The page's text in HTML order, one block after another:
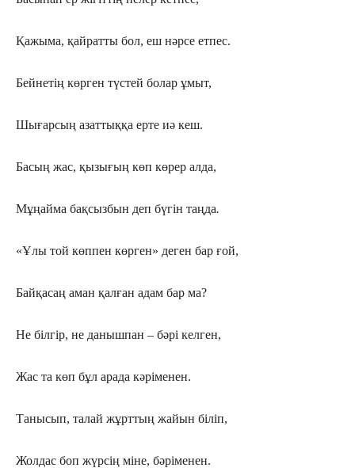
Қажыма, қайратты бол, еш нәрсе етпес.
Бейнетің көрген түстей болар ұмыт,
Шығарсың азаттыққа ерте иә кеш.
Басың жас, қызығың көп көрер алда,
Мұңайма бақсызбын деп бүгін таңда.
«Ұлы той көппен көрген» деген бар ғой,
Байқасаң аман қалған адам бар ма?
Не білгір, не данышпан – бәрі келген,
Жас та көп бұл арада кәріменен.
Танысып, талай жұрттың жайын біліп,
Жолдас боп жүрсің міне, бәріменен.